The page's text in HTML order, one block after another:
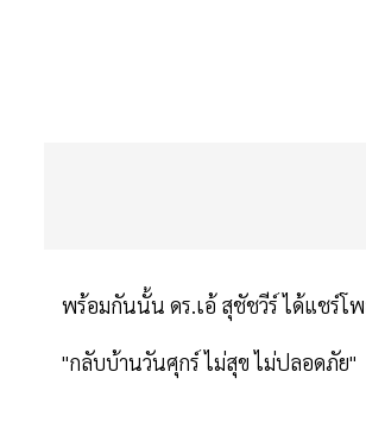
พร้อมกันนั้น ดร.เอ้ สุชัชวีร์ ได้แชร์โ
"กลับบ้านวันศุกร์ ไม่สุข ไม่ปลอดภัย"